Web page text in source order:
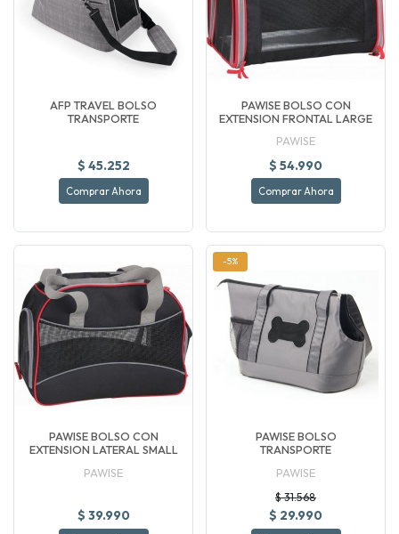
AFP TRAVEL BOLSO
TRANSPORTE
$ 45.252
Comprar Ahora
PAWISE BOLSO CON
EXTENSION FRONTAL LARGE
PAWISE
$ 54.990
Comprar Ahora
PAWISE BOLSO CON
EXTENSION LATERAL SMALL
PAWISE
$ 39.990
-5%
PAWISE BOLSO
TRANSPORTE
PAWISE
$ 31.568
$ 29.990